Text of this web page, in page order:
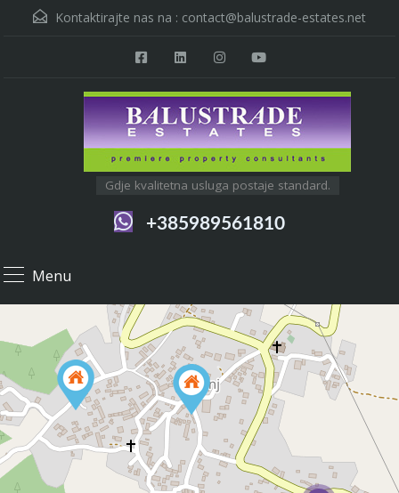
Kontaktirajte nas na : contact@balustrade-estates.net
Gdje kvalitetna usluga postaje standard.
+385989561810
Menu